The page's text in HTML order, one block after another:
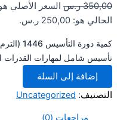
ر.س السعر الأصلي هو: 350,00 ر.س.
هو: 250,00 ر.س.
كمية دورة
شامل لمهارات القدرات
إضافة إلى السلة
Uncategorized
مراجعات (0)